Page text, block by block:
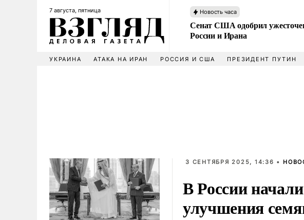
7 августа, пятница Новость часа
Сенат США одобрил
России и Ирана
УКРАИНА АТАКА НА ИРАН РОССИЯ И США ПРЕЗИДЕНТ ПУТИН
3 СЕНТЯБРЯ 2025, 14:36 •
В России
улучшения